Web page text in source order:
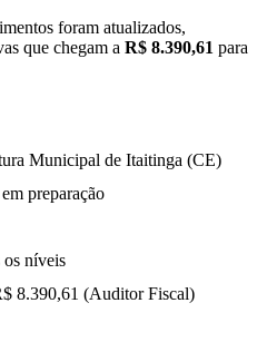
foram atualizados,
que chegam a R$ 8.390,61 para
Municipal de Itaitinga (CE)
preparação
os níveis
8.390,61 (Auditor Fiscal)